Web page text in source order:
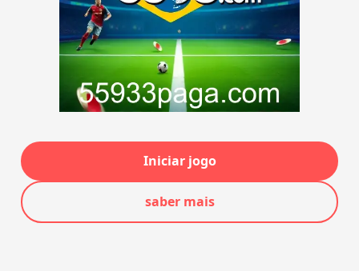
Iniciar jogo
saber mais